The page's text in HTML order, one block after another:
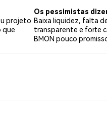
projeto
que
Os pessimistas
Baixa liquidez, falta
transparente e forte
BMON pouco